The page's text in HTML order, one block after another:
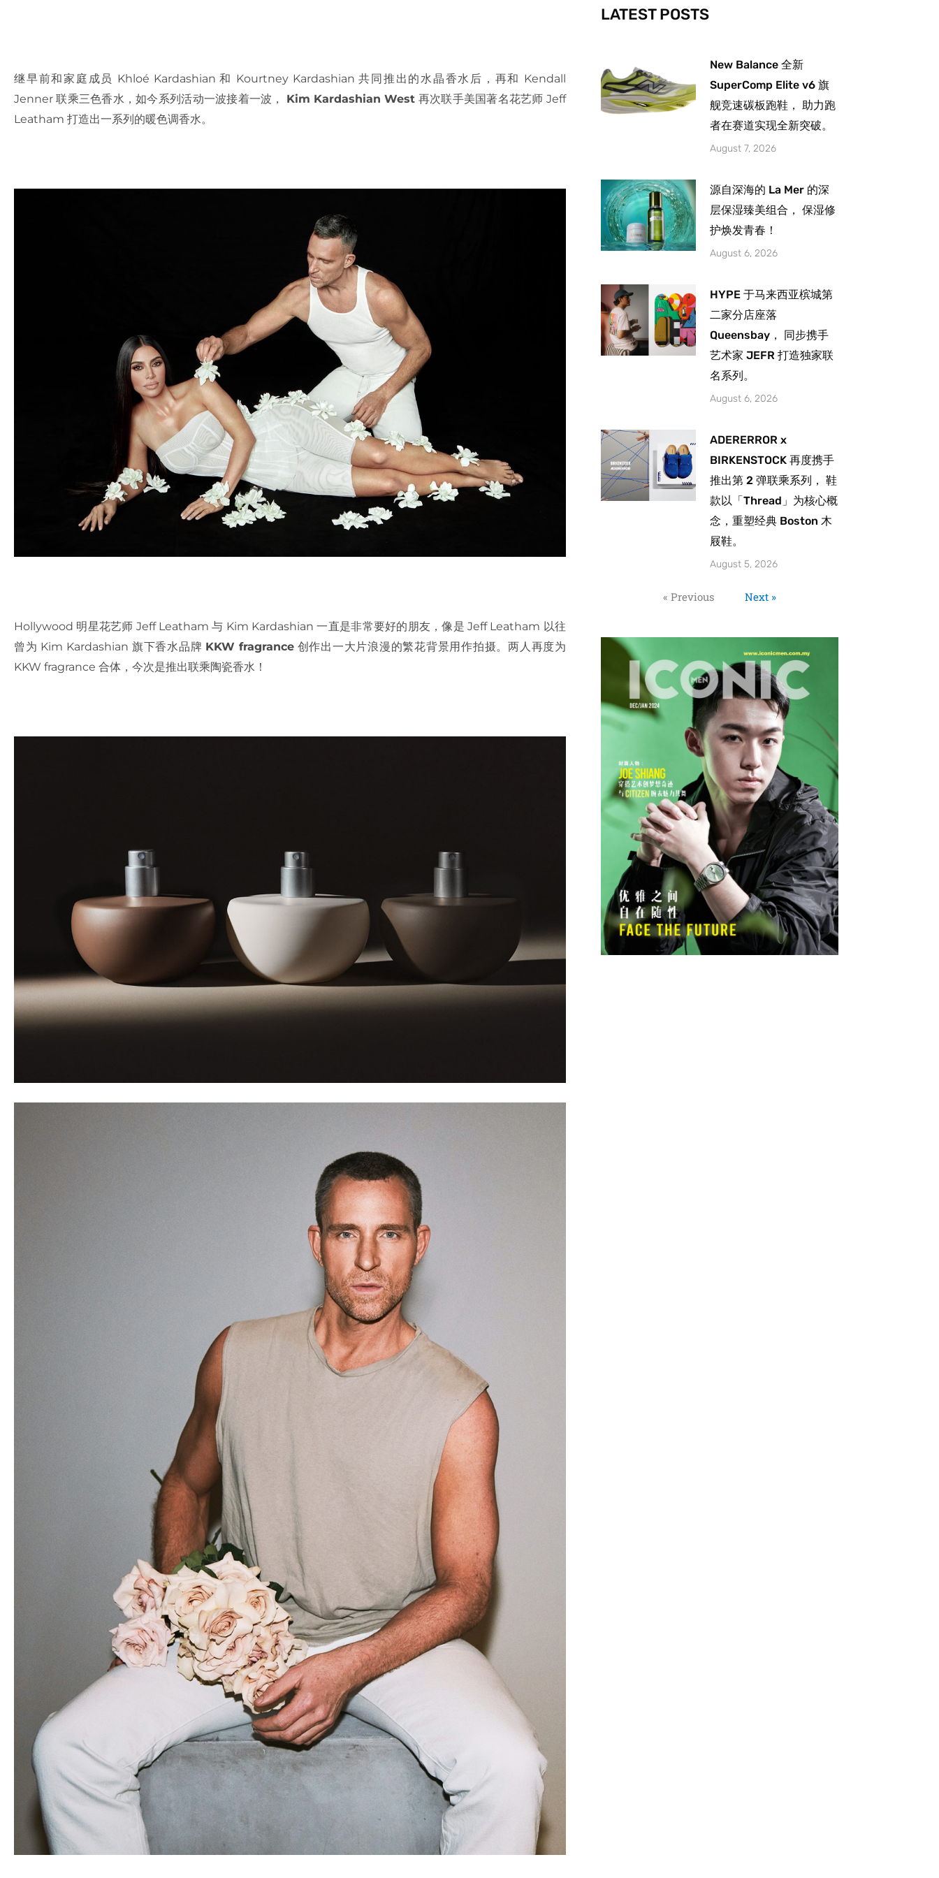
继早前和家庭成员 Khloé Kardashian 和 Kourtney Kardashian 共同推出的水晶香水后，再和 Kendall
Jenner 联乘三色香水，如今系列活动一波接着一波， Kim Kardashian West 再次联手美国著名花艺师 Jeff
Leatham 打造出一系列的暖色调香水。
Hollywood 明星花艺师 Jeff Leatham 与 Kim Kardashian 一直是非常要好的朋友，像是 Jeff Leatham 以往
曾为 Kim Kardashian 旗下香水品牌 KKW fragrance创作出一大片浪漫的繁花背景用作拍摄。两人再度为
KKW fragrance 合体，今次是推出联乘陶瓷香水！
-
f
m
LATEST POSTS
New Balance 全新
SuperComp Elite v6 旗
舰竞速碳板跑鞋， 助力跑
者在赛道实现全新突破。
August 7, 2026
源自深海的 La Mer 的深
层保湿臻美组合， 保湿修
护焕发青春！
August 6, 2026
HYPE 于马来西亚槟城第
二家分店座落
Queensbay， 同步携手
艺术家 JEFR 打造独家联
名系列。
August 6, 2026
ADERERROR x
BIRKENSTOCK 再度携手
推出第 2 弹联乘系列， 鞋
款以「Thread」为核心概
念，重塑经典 Boston 木
屐鞋。
August 5, 2026
« Previous Next »